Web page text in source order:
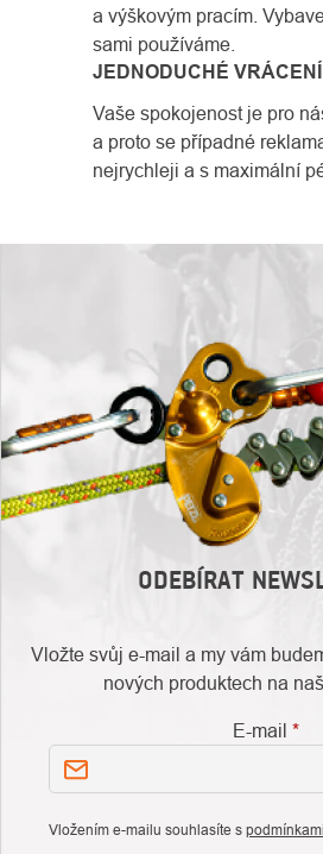
a výškovým pracím.
sami používáme.
JEDNODUCHÉ VRÁCENÍ
Vaše spokojenost je pro
a proto se případné
nejrychleji a s maximální
ODEBÍRAT
Vložte svůj e-mail a my vám
nových produktech na
E-mail
Vložením e-mailu souhlasíte s